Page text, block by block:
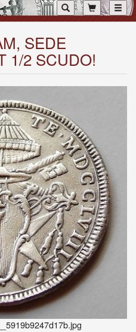
SEDE
1/2 SCUDO!